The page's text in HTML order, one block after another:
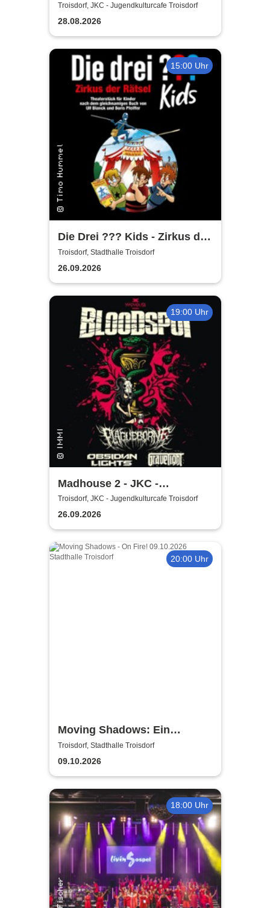
Jugendkulturcafe Troisdorf
Troisdorf, JKC - Jugendkulturcafe Troisdorf
28.08.2026
15:00 Uhr
Die Drei ??? Kids - Zirkus der
Rätsel
Troisdorf, Stadthalle Troisdorf
26.09.2026
19:00 Uhr
Madhouse 2 - JKC -
Jugendkulturcafe Troisdorf
Troisdorf, JKC - Jugendkulturcafe Troisdorf
26.09.2026
20:00 Uhr
Moving Shadows: Ein
Schattentheater, das alles in
den Schatten stellt - On Fire
Troisdorf, Stadthalle Troisdorf
09.10.2026
18:00 Uhr